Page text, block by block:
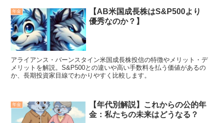
年金
【AB米国成長株はS&P500より
優秀なのか？】
アライアンス・バーンスタイン米国成長株投信の特徴やメリット・デ
メリットを解説。S&P500との違いや高い手数料を払う価値があるの
か、長期投資家目線でわかりやすく比較します。
年金
【年代別解説】これからの公的年
金：私たちの未来はどうなる？